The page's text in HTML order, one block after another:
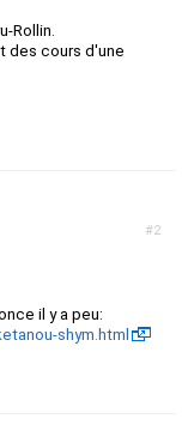
Rollin.
des cours d'une
#2
il y a peu:
shym.html